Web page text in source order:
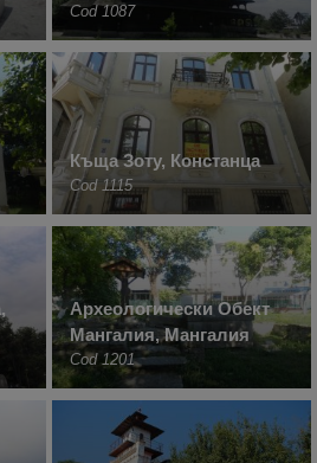
Cod 1087
Къща Зоту, Констанца
Cod 1115
Археологически Обект
Мангалия, Мангалия
Cod 1201